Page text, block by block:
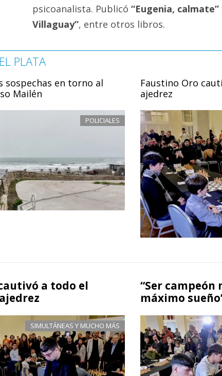
psicoanalista. Publicó “Eugenia,
Villaguay”, entre otros libros.
PLATA
sospechas en torno al
Mailén
POLICIALES
Faustino Oro
ajedrez
a todo el
SIMULTÁNEAS Y MUCHO MÁS
“Ser
máximo